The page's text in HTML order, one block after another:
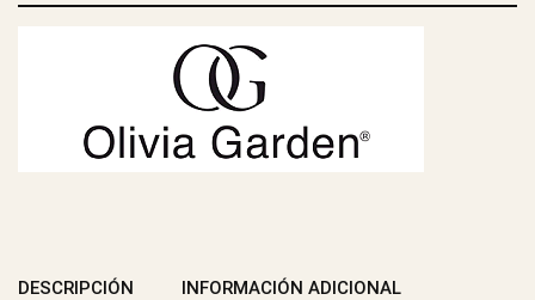
DESCRIPCIÓN INFORMACIÓN ADICIONAL